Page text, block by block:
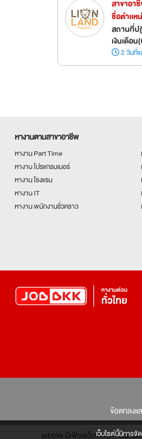
เว็บไซต์นี้มีการ
สาขาอา
ชื่อตำเเห
สถานที่ป
เงินเดือ
2 วันที่
หางานตามสาขาอาชีพ
หางาน Part Time
หางาน โปรแกรมเมอร์
หางาน โรงแรม
หางาน IT
หางาน พนักงานชั่วคราว
ข้อตกลงแ
jobbkk มีเพียงเว็บเดียวเท่านั้น ไ